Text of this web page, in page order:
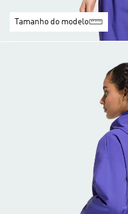
Tamanho do modelo